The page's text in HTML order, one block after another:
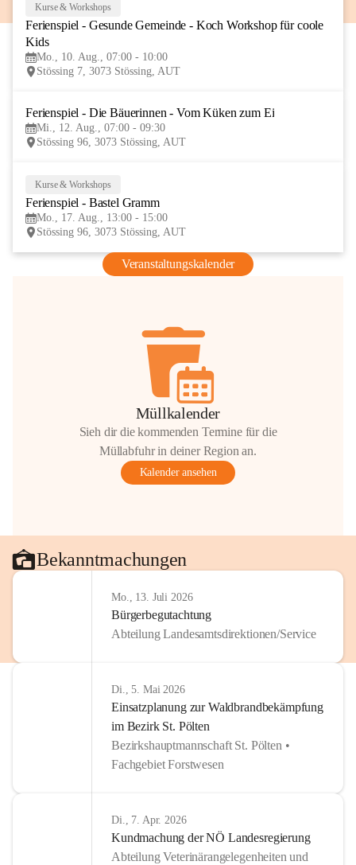
AUG
Kurse & Workshops
Ferienspiel - Gesunde Gemeinde - Koch Workshop für coole
Kids
Mo., 10. Aug., 07:00 - 10:00
Stössing 7, 3073 Stössing, AUT
Ferienspiel - Die Bäuerinnen - Vom Küken zum Ei
Mi., 12. Aug., 07:00 - 09:30
Stössing 96, 3073 Stössing, AUT
Kurse & Workshops
Ferienspiel - Bastel Gramm
Mo., 17. Aug., 13:00 - 15:00
Stössing 96, 3073 Stössing, AUT
Veranstaltungskalender
Müllkalender
Sieh dir die kommenden Termine für die
Müllabfuhr in deiner Region an.
Kalender ansehen
Bekanntmachungen
Mo., 13. Juli 2026
Bürgerbegutachtung
Abteilung Landesamtsdirektionen/Service
Di., 5. Mai 2026
Einsatzplanung zur Waldbrandbekämpfung
im Bezirk St. Pölten
Bezirkshauptmannschaft St. Pölten •
Fachgebiet Forstwesen
Di., 7. Apr. 2026
Kundmachung der NÖ Landesregierung
Abteilung Veterinärangelegenheiten und